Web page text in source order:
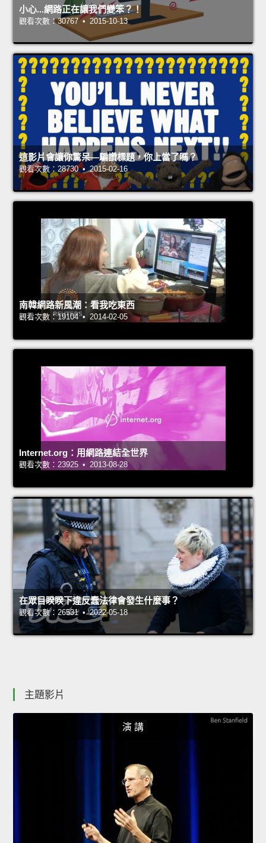
小心...網路正在讓我們變笨？！
觀看次數：30767 • 2015-10-13
這影片會讓你驚呆—騙讚標題，你上當了嗎？
觀看次數：28730 • 2015-02-16
南韓網路新風潮：看我吃東西
觀看次數：19104 • 2014-02-05
Internet.org：用網路連結全世界
觀看次數：23925 • 2013-08-28
在眾目睽睽下違反蠢法律會發生什麼事？
觀看次數：26531 • 2022-05-18
主題影片
演 講